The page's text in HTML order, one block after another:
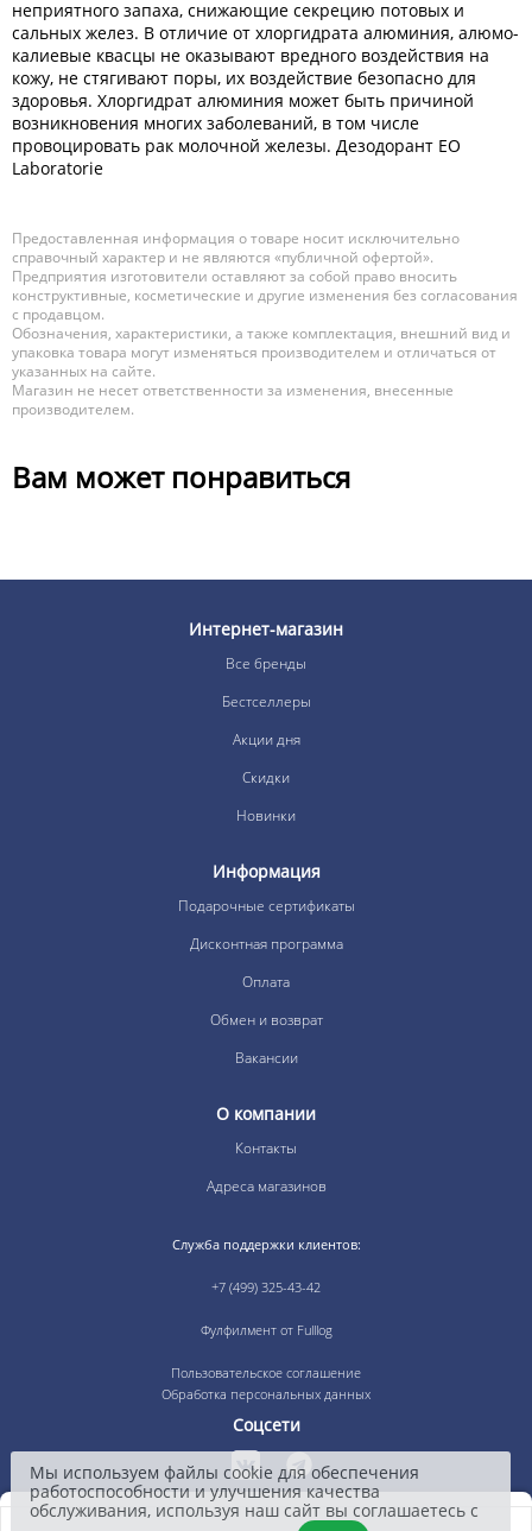
неприятного запаха, снижающие секрецию потовых и
сальных желез. В отличие от хлоргидрата алюминия, алюмо-
калиевые квасцы не оказывают вредного воздействия на
кожу, не стягивают поры, их воздействие безопасно для
здоровья. Хлоргидрат алюминия может быть причиной
возникновения многих заболеваний, в том числе
провоцировать рак молочной железы. Дезодорант EO
Laboratorie
Предоставленная информация о товаре носит исключительно
справочный характер и не являются «публичной офертой».
Предприятия изготовители оставляют за собой право вносить
конструктивные, косметические и другие изменения без согласования
с продавцом.
Обозначения, характеристики, а также комплектация, внешний вид и
упаковка товара могут изменяться производителем и отличаться от
указанных на сайте.
Магазин не несет ответственности за изменения, внесенные
производителем.
Вам может понравиться
Интернет-магазин
Все бренды
Бестселлеры
Акции дня
Скидки
Новинки
Информация
Подарочные сертификаты
Дисконтная программа
Оплата
Обмен и возврат
Вакансии
О компании
Контакты
Адреса магазинов
Служба поддержки клиентов:
+7 (499) 325-43-42
Фулфилмент от Fulllog
Пользовательское соглашение
Обработка персональных данных
Соцсети
Оплата
Мы используем файлы cookie для обеспечения
работоспособности и улучшения качества
обслуживания, используя наш сайт вы соглашаетесь с